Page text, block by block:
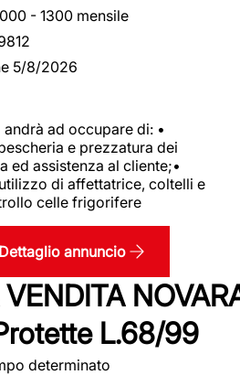
- 1300 mensile
5/8/2026
ad occupare di: •
e prezzatura dei
ed assistenza al cliente;•
di affettatrice, coltelli e
celle frigorifere
Dettaglio annuncio
L.68/99
determinato